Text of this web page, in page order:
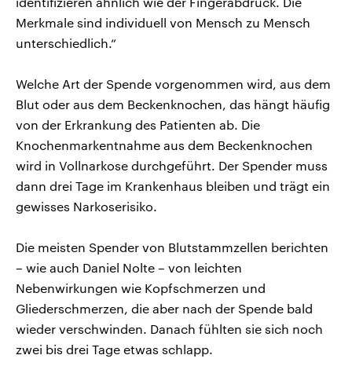
Merkmale sind individuell von Mensch zu Mensch
unterschiedlich.“
Welche Art der Spende vorgenommen wird, aus dem
Blut oder aus dem Beckenknochen, das hängt häufig
von der Erkrankung des Patienten ab. Die
Knochenmarkentnahme aus dem Beckenknochen
wird in Vollnarkose durchgeführt. Der Spender muss
dann drei Tage im Krankenhaus bleiben und trägt ein
gewisses Narkoserisiko.
Die meisten Spender von Blutstammzellen berichten
– wie auch Daniel Nolte – von leichten
Nebenwirkungen wie Kopfschmerzen und
Gliederschmerzen, die aber nach der Spende bald
wieder verschwinden. Danach fühlten sie sich noch
zwei bis drei Tage etwas schlapp.